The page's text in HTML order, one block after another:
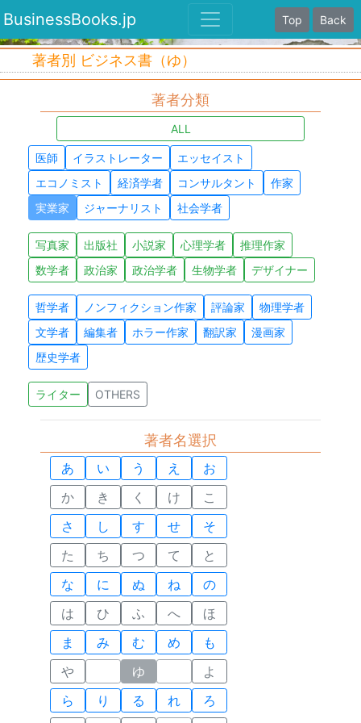
BusinessBooks.jp Top Back
著者別 ビジネス書（ゆ）
著者分類
ALL
医師 イラストレーター
エッセイスト
エコノミスト
経済学者 コンサルタント
作家
実業家
ジャーナリスト 社会学者
写真家 出版社 小説家 心理学者
推理作家
数学者
政治家 政治学者 生物学者 デザイナー
哲学者 ノンフィクション作家 評論家
物理学者
文学者
編集者 ホラー作家 翻訳家
漫画家
歴史学者
ライター OTHERS
著者名選択
あ い う え
お
か
き く け
こ
さ
し す せ
そ
た
ち つ て
と
な
に ぬ ね
の
は
ひ ふ へ
ほ
ま
み む め
も
や
ゆ
よ
ら
り る れ
ろ